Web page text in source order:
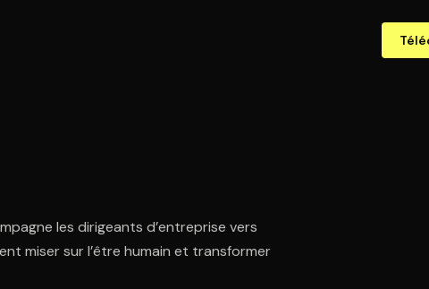
les dirigeants d’entreprise vers
miser sur l’être humain et transformer